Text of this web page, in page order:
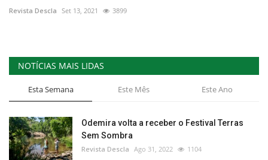
Revista Descla Set 13, 2021 3899
NOTÍCIAS MAIS LIDAS
Esta Semana Este Mês Este Ano
Odemira volta a receber o Festival Terras
Sem Sombra
Revista Descla Ago 31, 2022 1104